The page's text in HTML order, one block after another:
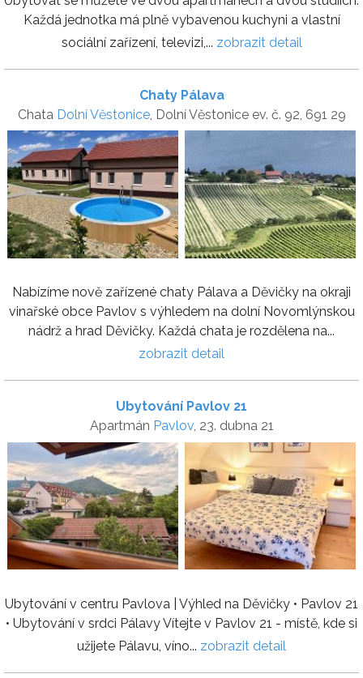
Každá jednotka má plně vybavenou kuchyni a vlastní
sociální zařízení, televizi,... zobrazit detail
Chaty Pálava
Chata Dolní Věstonice, Dolní Věstonice ev. č. 92, 691 29
Nabízíme nově zařízené chaty Pálava a Děvičky na okraji
vinařské obce Pavlov s výhledem na dolní Novomlýnskou
nádrž a hrad Děvičky. Každá chata je rozdělena na...
zobrazit detail
Ubytování Pavlov 21
Apartmán Pavlov, 23. dubna 21
Ubytování v centru Pavlova | Výhled na Děvičky • Pavlov 21
• Ubytování v srdci Pálavy Vítejte v Pavlov 21 - místě, kde si
užijete Pálavu, víno... zobrazit detail